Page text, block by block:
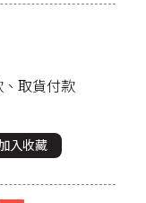
取貨付款
入收藏